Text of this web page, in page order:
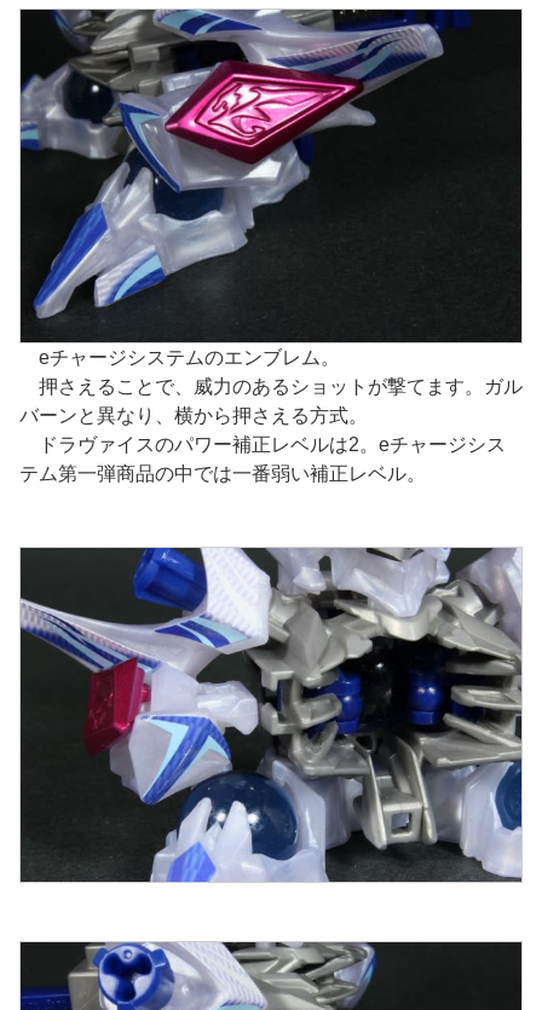
eチャージシステムのエンブレム。
押さえることで、威力のあるショットが撃てます。ガル
バーンと異なり、横から押さえる方式。
ドラヴァイスのパワー補正レベルは2。eチャージシス
テム第一弾商品の中では一番弱い補正レベル。